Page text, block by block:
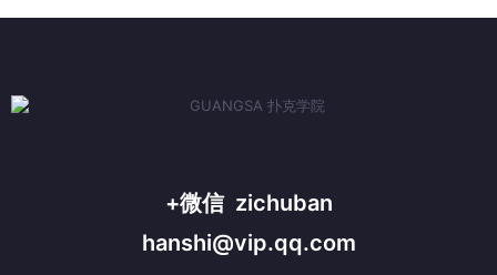
+微信 zichuban
hanshi@vip.qq.com